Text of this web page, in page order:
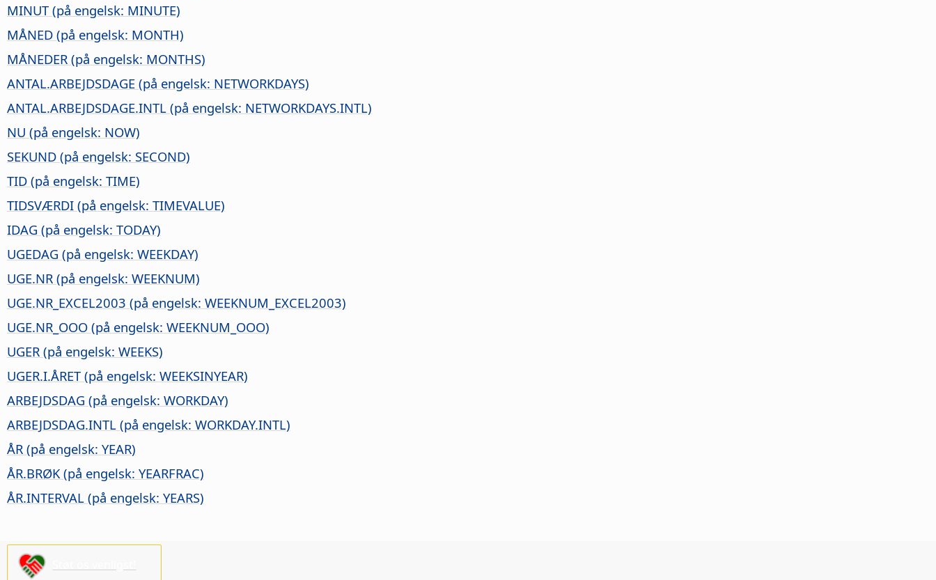
MINUT (på engelsk: MINUTE)
MÅNED (på engelsk: MONTH)
MÅNEDER (på engelsk: MONTHS)
ANTAL.ARBEJDSDAGE (på engelsk: NETWORKDAYS)
ANTAL.ARBEJDSDAGE.INTL (på engelsk: NETWORKDAYS.INTL)
NU (på engelsk: NOW)
SEKUND (på engelsk: SECOND)
TID (på engelsk: TIME)
TIDSVÆRDI (på engelsk: TIMEVALUE)
IDAG (på engelsk: TODAY)
UGEDAG (på engelsk: WEEKDAY)
UGE.NR (på engelsk: WEEKNUM)
UGE.NR_EXCEL2003 (på engelsk: WEEKNUM_EXCEL2003)
UGE.NR_OOO (på engelsk: WEEKNUM_OOO)
UGER (på engelsk: WEEKS)
UGER.I.ÅRET (på engelsk: WEEKSINYEAR)
ARBEJDSDAG (på engelsk: WORKDAY)
ARBEJDSDAG.INTL (på engelsk: WORKDAY.INTL)
ÅR (på engelsk: YEAR)
ÅR.BRØK (på engelsk: YEARFRAC)
ÅR.INTERVAL (på engelsk: YEARS)